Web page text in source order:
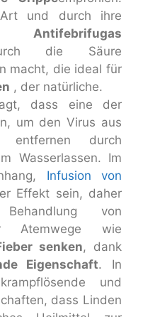
und durch ihre
Antifebrifugas
die Säure
macht, die ideal für
, der natürliche.
dass eine der
um den Virus aus
durch
Wasserlassen. Im
Infusion von
Effekt sein, daher
von
Atemwege wie
senken, dank
Eigenschaft. In
und
dass Linden